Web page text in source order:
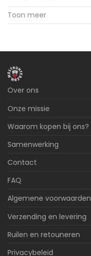
Toon meer
Over ons
Onze missie
Waarom kopen bij ons?
Samenwerking
Contact
FAQ
Algemene voorwaarden
Verzending en levering
Ruilen en retouneren
Privacybeleid